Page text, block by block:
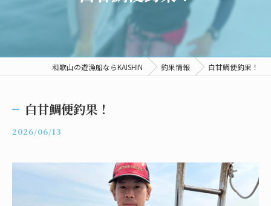
和歌山の遊漁船ならKAISHIN 釣果情報 白甘鯛便釣果！
白甘鯛便釣果！
2026/06/13